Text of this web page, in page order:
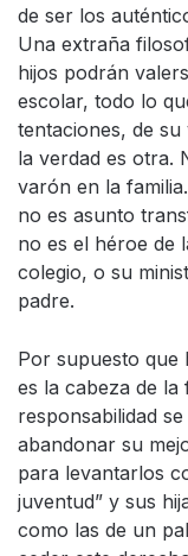
de ser los
Una extraña
hijos podrán
escolar, todo lo
tentaciones, de
la verdad es otra.
varón en la
no es asunto
no es el héroe de
colegio, o su
padre.
Por supuesto que
es la cabeza de la
responsabilidad
abandonar su
para levantarlos
juventud” y sus
como las de un